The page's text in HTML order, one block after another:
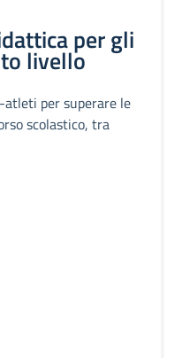
per gli
livello
per superare le
scolastico, tra